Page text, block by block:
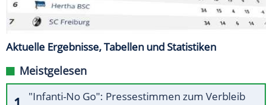
Aktuelle Ergebnisse, Tabellen und Statistiken
Meistgelesen
"Infanti-No Go": Pressestimmen zum Verbleib